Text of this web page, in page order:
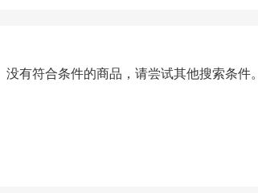
没有符合条件的商品，请尝试其他搜索条件。